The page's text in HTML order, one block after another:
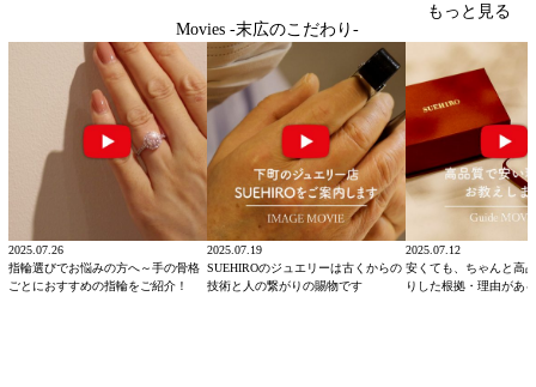
Movies -末広のこだわり-
もっと見る
2025.07.26
指輪選びでお悩みの方へ～手の骨格
ごとにおすすめの指輪をご紹介！
2025.07.19
SUEHIROのジュエリーは古くからの
技術と人の繋がりの賜物です
2025.07.12
安くても、ちゃんと高
りした根拠・理由があ